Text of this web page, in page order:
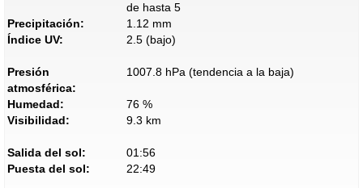
de hasta 5
Precipitación:
1.12 mm
Índice UV:
2.5 (bajo)
Presión
atmosférica:
1007.8 hPa (tendencia a la baja)
Humedad:
76 %
Visibilidad:
9.3 km
Salida del sol:
01:56
Puesta del sol:
22:49